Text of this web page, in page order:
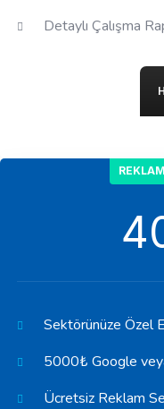
Detaylı Çalışma
Sektörünüze Özel
5000₺ Google
Ücretsiz Reklam